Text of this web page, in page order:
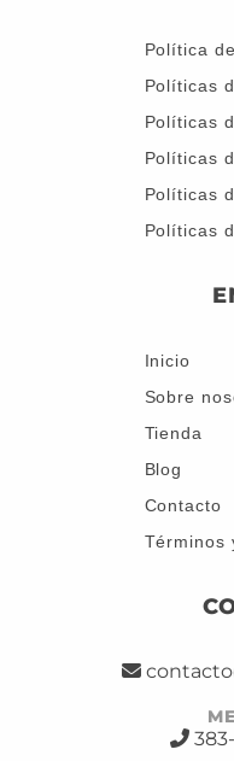
Política
Políticas
Políticas
Políticas
Políticas
Políticas
Inicio
Sobre
Tienda
Blog
Contacto
Términos